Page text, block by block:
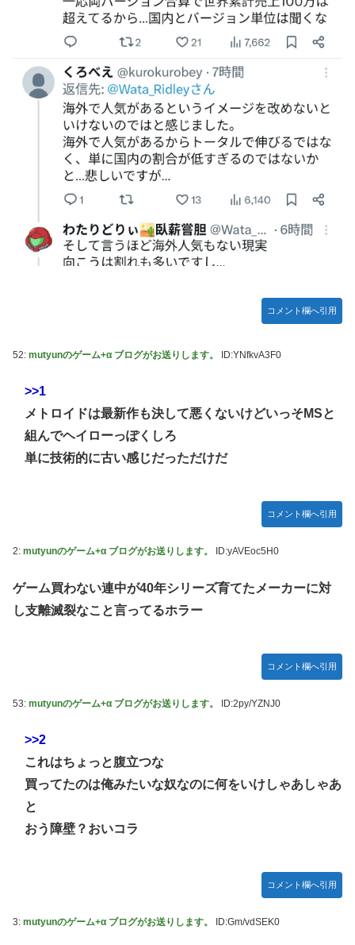
コメント欄へ引用
52: mutyunのゲーム+α ブログがお送りします。 ID:YNfkvA3F0
>>1
メトロイドは最新作も決して悪くないけどいっそMSと
組んでヘイローっぽくしろ
単に技術的に古い感じだっただけだ
コメント欄へ引用
2: mutyunのゲーム+α ブログがお送りします。 ID:yAVEoc5H0
ゲーム買わない連中が40年シリーズ育てたメーカーに対
し支離滅裂なこと言ってるホラー
コメント欄へ引用
53: mutyunのゲーム+α ブログがお送りします。 ID:2py/YZNJ0
>>2
これはちょっと腹立つな
買ってたのは俺みたいな奴なのに何をいけしゃあしゃあ
と
おう障壁？おいコラ
コメント欄へ引用
3: mutyunのゲーム+α ブログがお送りします。 ID:Gm/vdSEK0